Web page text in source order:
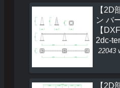
【2D
ン バ
【
2dc-
22043
【2D